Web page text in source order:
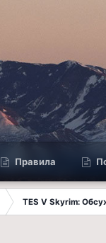
Правила
TES V Skyrim: